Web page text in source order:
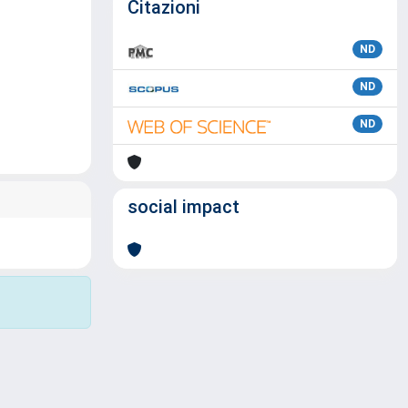
Citazioni
ND
ND
ND
social impact